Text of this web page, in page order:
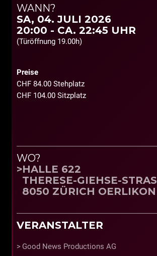
WANN?
SA, 04. JULI 2026
20:00 - CA. 22:45 UHR
(Türöffnung 19.00h)
Preise
CHF 84.00 Stehplatz
CHF 104.00 Sitzplatz
WO?
HALLE 622
THERESE-GIEHSE-
8050 ZÜRICH OERLIKON
VERANSTALTER
Good News Productions AG